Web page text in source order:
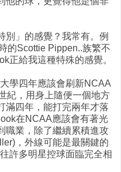
別」的感覺？我常有。例
的Scottie Pippen..族繁不
正給我這種特殊的感覺。
學四年應該會刷新NCAA
紀，用身上隨便一個地方
滿四年，能打完兩年才落
在NCAA應該會有著光
職業，除了繼續累積進攻
，外線可能是最關鍵的
許多明星控球面臨完全相